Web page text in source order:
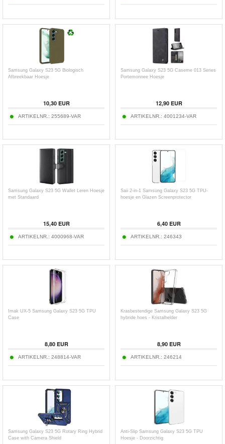
Samsung Galaxy S23 5G Biologisch
Afbreekbaar Hoesje
10,30EUR
ARTIKELNR.: 255689-VAR
Samsung Galaxy S23 5G Caseme 013 Series
Portemonnee Hoesje
12,90EUR
ARTIKELNR.: 4001234-VAR
Samsung Galaxy S23 5G Wallet Leren Hoesje
met Standaard
15,40EUR
ARTIKELNR.: 4000968-VAR
Saii 2-in-1 Samsung Galaxy S23 5G TPU-
hoesje en Glazen Screenprotector
6,40EUR
ARTIKELNR.: 246343
Imak UX-5 Samsung Galaxy S23 5G TPU
Case
8,80EUR
ARTIKELNR.: 248814-VAR
Krasbestendige Samsung Galaxy S23 5G
hybride hoes - Kristalhelder
8,90EUR
ARTIKELNR.: 246214
Samsung Galaxy S23 5G Rotary Ring Hybrid
Case with Camera Shield
Anti-Slip Samsung Galaxy S23 5G TPU
Hoesje - Doorzichtig